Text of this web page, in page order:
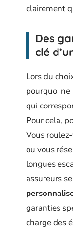
clairement
Des
clé
Lors du
pourquoi ne
qui
Pour cela,
Vous
ou vous
longues
assureurs
garanties
charge des